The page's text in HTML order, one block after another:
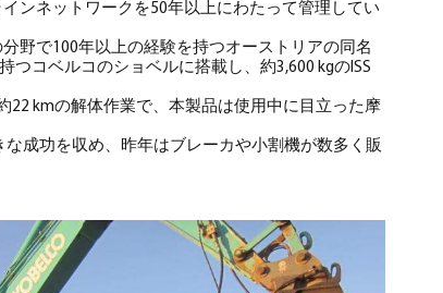
ンネットワークを50年以上にわたって管理してい
野で100年以上の経験を持つオーストリアの同名
コベルコのショベルに搭載し、約3,600 kgのISS
22 kmの解体作業で、本製品は使用中に目立った摩
成功を収め、昨年はブレーカや小割機が数多く販